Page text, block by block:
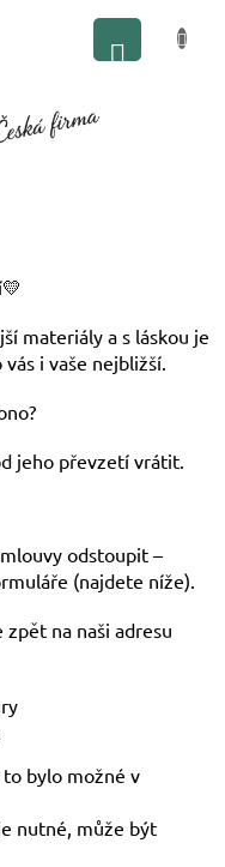
materiály a s láskou je
i vaše nejbližší.
jeho převzetí vrátit.
odstoupit –
(najdete níže).
na naši adresu
bylo možné v
nutné, může být